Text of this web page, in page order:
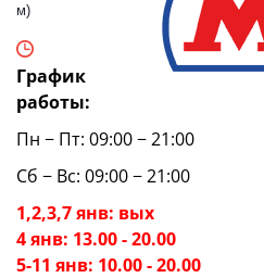
м)
График
работы:
Пн − Пт: 09:00 − 21:00
Сб − Вс: 09:00 − 21:00
1,2,3,7 янв: вых
4 янв: 13.00 - 20.00
5-11 янв: 10.00 - 20.00